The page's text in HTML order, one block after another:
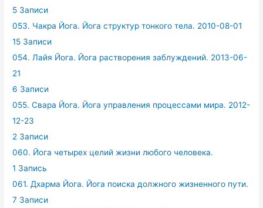
5 Записи
053. Чакра Йога. Йога структур тонкого тела. 2010-08-01
15 Записи
054. Лайя Йога. Йога растворения заблуждений. 2013-06-
21
6 Записи
055. Свара Йога. Йога управления процессами мира. 2012-
12-23
2 Записи
060. Йога четырех целий жизни любого человека.
1 Запись
061. Дхарма Йога. Йога поиска должного жизненного пути.
7 Записи